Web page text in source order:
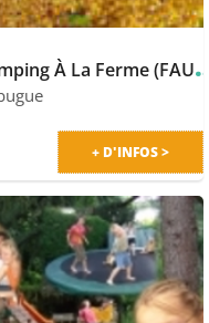
amping Babette Et
+ D'INFOS >